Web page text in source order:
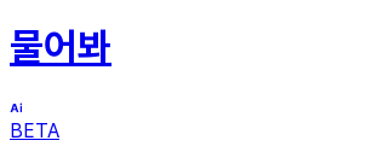
물어봐
BETA